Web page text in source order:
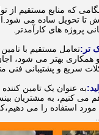
که منابع مستقیم از
تا تحویل ساده می
پروژه های کارآمدتر.
تر:تعامل مستقیم با
همکاری بهتر می شود،
سریع و پشتیبانی فنی
به عنوان یک تامین
می کنیم، به مشتریان
استفاده را می